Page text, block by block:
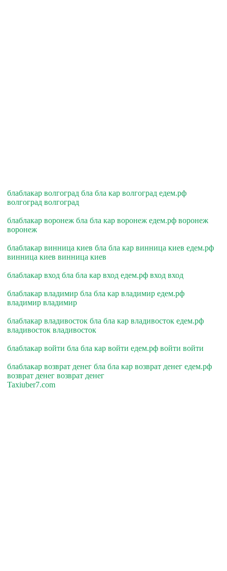
блаблакар волгоград бла бла кар волгоград едем.рф
волгоград волгоград
блаблакар воронеж бла бла кар воронеж едем.рф воронеж
воронеж
блаблакар винница киев бла бла кар винница киев едем.рф
винница киев винница киев
блаблакар вход бла бла кар вход едем.рф вход вход
блаблакар владимир бла бла кар владимир едем.рф
владимир владимир
блаблакар владивосток бла бла кар владивосток едем.рф
владивосток владивосток
блаблакар войти бла бла кар войти едем.рф войти войти
блаблакар возврат денег бла бла кар возврат денег едем.рф
возврат денег возврат денег
Taxiuber7.com